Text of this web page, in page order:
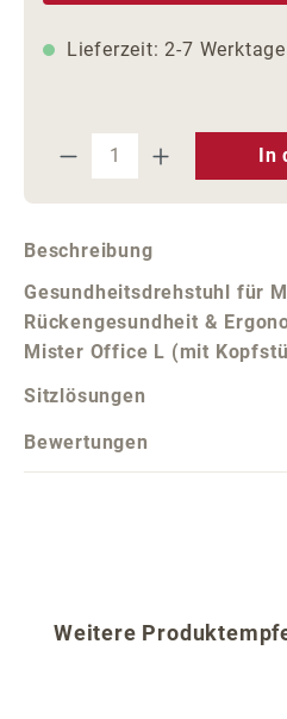
Lieferzeit: 2-7 Werktage
Produkt Anzahl: In
Beschreibung
Gesundheitsdrehstuhl für
Rückengesundheit &
Mister Office L (mit
Sitzlösungen
Bewertungen
Produktgalerie
Weitere